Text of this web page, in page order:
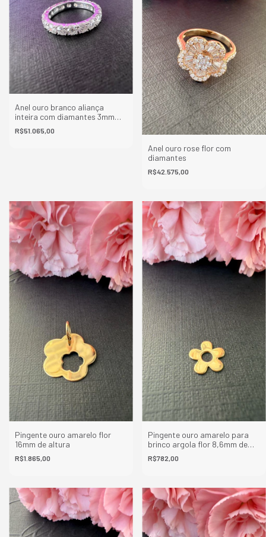
Anel ouro branco aliança
inteira com diamantes 3mm
*Valor variável de acordo o aro
R$51.065,00
Anel ouro rose flor com
diamantes
R$42.575,00
Pingente ouro amarelo flor
16mm de altura
R$1.865,00
Pingente ouro amarelo para
brinco argola flor 8,6mm de
diâmetro unitario
R$782,00